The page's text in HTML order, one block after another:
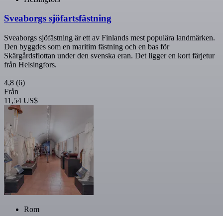
Sveaborgs sjöfartsfästning
Sveaborgs sjöfästning är ett av Finlands mest populära landmärken.
Den byggdes som en maritim fästning och en bas för
Skärgårdsflottan under den svenska eran. Det ligger en kort färjetur
från Helsingfors.
4,8 (6)
Från
11,54 US$
Rom